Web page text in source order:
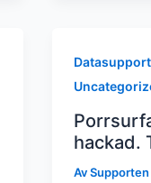
Datasupport
hackad.
AvSupporten